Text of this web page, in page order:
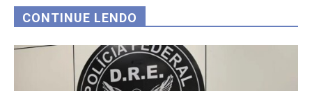
CONTINUE LENDO